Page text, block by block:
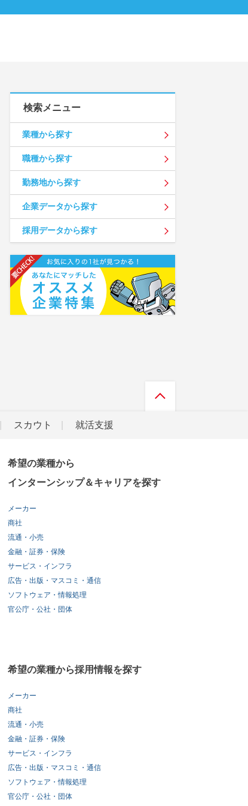
検索メニュー
業種から探す
職種から探す
勤務地から探す
企業データから探す
採用データから探す
スカウト 就活支援
希望の業種から
インターンシップ＆キャリアを探す
メーカー
商社
流通・小売
金融・証券・保険
サービス・インフラ
広告・出版・マスコミ・通信
ソフトウェア・情報処理
官公庁・公社・団体
希望の業種から採用情報を探す
メーカー
商社
流通・小売
金融・証券・保険
サービス・インフラ
広告・出版・マスコミ・通信
ソフトウェア・情報処理
官公庁・公社・団体